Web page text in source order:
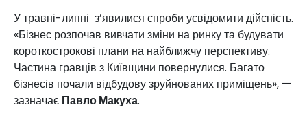
У травні-липні з’явилися спроби усвідомити дійсність.
«Бізнес розпочав вивчати зміни на ринку та будувати
короткострокові плани на найближчу перспективу.
Частина гравців з Київщини повернулися. Багато
бізнесів почали відбудову зруйнованих приміщень», —
зазначає Павло Макуха.